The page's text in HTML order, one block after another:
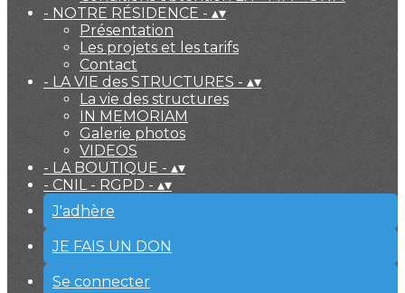
- NOTRE RÉSIDENCE - ▴▾
Présentation
Les projets et les tarifs
Contact
- LA VIE des STRUCTURES - ▴▾
La vie des structures
IN MEMORIAM
Galerie photos
VIDEOS
- LA BOUTIQUE - ▴▾
- CNIL - RGPD - ▴▾
J'adhère
JE FAIS UN DON
Se connecter